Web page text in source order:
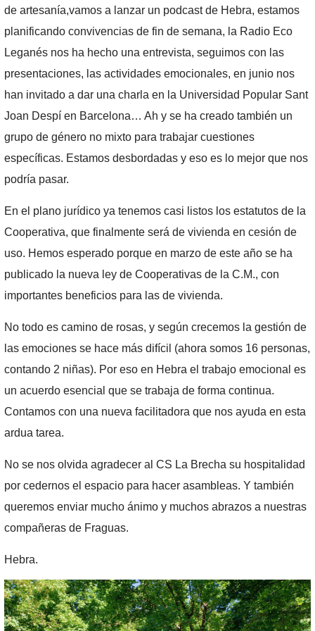
de artesanía,vamos a lanzar un podcast de Hebra, estamos
planificando convivencias de fin de semana, la Radio Eco
Leganés nos ha hecho una entrevista, seguimos con las
presentaciones, las actividades emocionales, en junio nos
han invitado a dar una charla en la Universidad Popular Sant
Joan Despí en Barcelona… Ah y se ha creado también un
grupo de género no mixto para trabajar cuestiones
específicas. Estamos desbordadas y eso es lo mejor que nos
podría pasar.
En el plano jurídico ya tenemos casi listos los estatutos de la
Cooperativa, que finalmente será de vivienda en cesión de
uso. Hemos esperado porque en marzo de este año se ha
publicado la nueva ley de Cooperativas de la C.M., con
importantes beneficios para las de vivienda.
No todo es camino de rosas, y según crecemos la gestión de
las emociones se hace más difícil (ahora somos 16 personas,
contando 2 niñas). Por eso en Hebra el trabajo emocional es
un acuerdo esencial que se trabaja de forma continua.
Contamos con una nueva facilitadora que nos ayuda en esta
ardua tarea.
No se nos olvida agradecer al CS La Brecha su hospitalidad
por cedernos el espacio para hacer asambleas. Y también
queremos enviar mucho ánimo y muchos abrazos a nuestras
compañeras de Fraguas.
Hebra.